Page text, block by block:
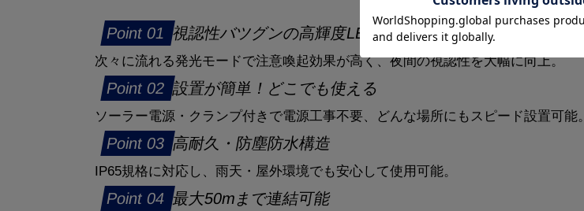
視認性バツグンの高輝度LED
次々に流れる発光モードで注意喚起効果が高く、夜間の視認性を大幅に向上。
設置が簡単！どこでも使える
ソーラー電源・クランプ付きで電源工事不要、どんな場所にもスピード設置可能。
高耐久・防塵防水構造
IP65規格に対応し、雨天・屋外環境でも安心して使用可能。
最大50mまで連結可能